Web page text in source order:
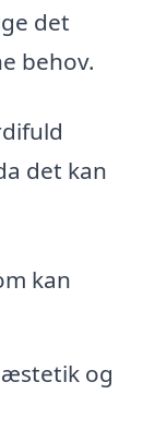
det
behov.
det kan
kan
og